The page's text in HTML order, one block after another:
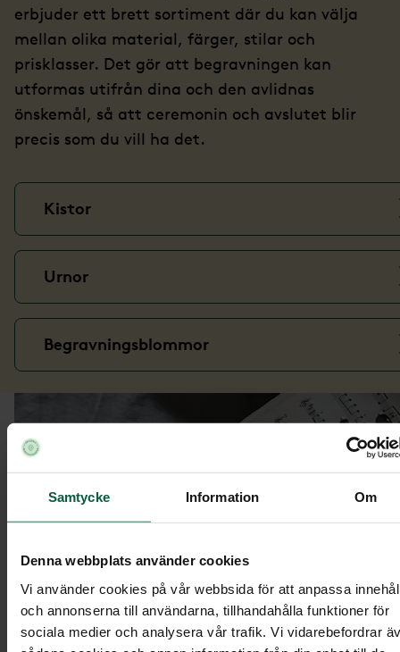
Samtycke Information Om
Denna webbplats använder cookies
Vi använder cookies på vår webbsida för att anpassa
och annonserna till användarna, tillhandahålla funktioner för
sociala medier och analysera vår trafik. Vi vidarebefordrar
erbjuder ett brett sortiment där du kan välja
mellan olika material, färger, stilar och
prisklasser. Det gör att begravningen kan
utformas utifrån dina och den avlidnas
önskemål, så att ceremonin och avslutet blir
precis som du vill ha det.
Kistor
Urnor
Begravningsblommor